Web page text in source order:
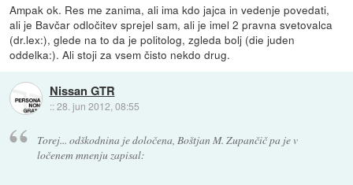
Ampak ok. Res me zanima, ali ima kdo jajca in vedenje povedati,
ali je Bavčar odločitev sprejel sam, ali je imel 2 pravna svetovalca
(dr.lex:), glede na to da je politolog, zgleda bolj (die juden
oddelka:). Ali stoji za vsem čisto nekdo drug.
Nissan GTR
::28. jun 2012, 08:55
Torej... odškodnina je določena, Boštjan M. Zupančič pa je v
ločenem mnenju zapisal: